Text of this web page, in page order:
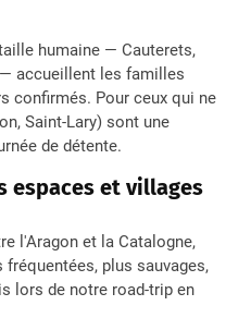
humaine — Cauterets,
accueillent les familles
confirmés. Pour ceux qui ne
Saint-Lary) sont une
de détente.
espaces et villages
l'Aragon et la Catalogne,
plus sauvages,
lors de notre road-trip en